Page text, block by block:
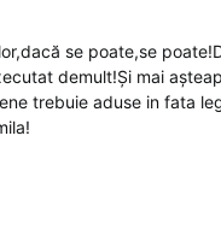
se poate,se
demult!Și mai
trebuie aduse in fata